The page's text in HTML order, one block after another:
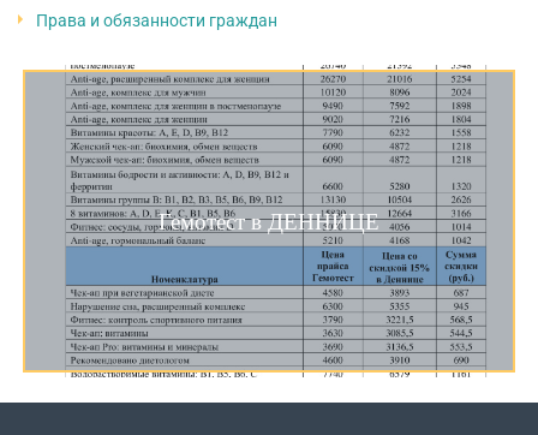
Права и обязанности граждан
Гемотест в ДЕННИЦЕ